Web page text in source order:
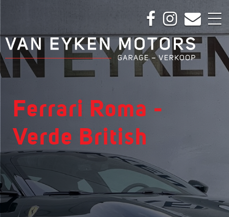
Ferrari Roma -
Verde British